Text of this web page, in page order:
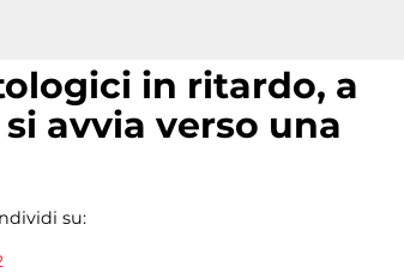
in ritardo, a
avvia verso una
su: